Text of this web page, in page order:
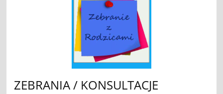
ZEBRANIA / KONSULTACJE